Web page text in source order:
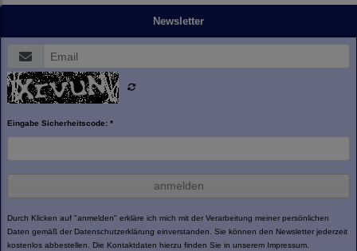
Newsletter
Eingabe Sicherheitscode: *
anmelden
Durch Klicken auf "anmelden" erkläre ich mich mit der Verarbeitung meiner persönlichen
Daten gemäß der Datenschutzerklärung einverstanden. Sie können den Newsletter jederzeit
kostenlos abbestellen. Die Kontaktdaten hierzu finden Sie in unserem Impressum.